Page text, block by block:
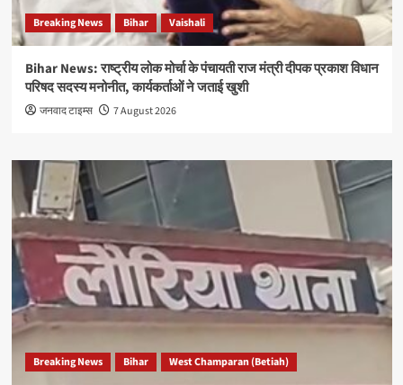
Breaking News Bihar Vaishali
Bihar News: राष्ट्रीय लोक मोर्चा के पंचायती राज मंत्री दीपक प्रकाश विधान
परिषद सदस्य मनोनीत, कार्यकर्ताओं ने जताई खुशी
जनवाद टाइम्स 7 August 2026
Breaking News Bihar West Champaran (Betiah)